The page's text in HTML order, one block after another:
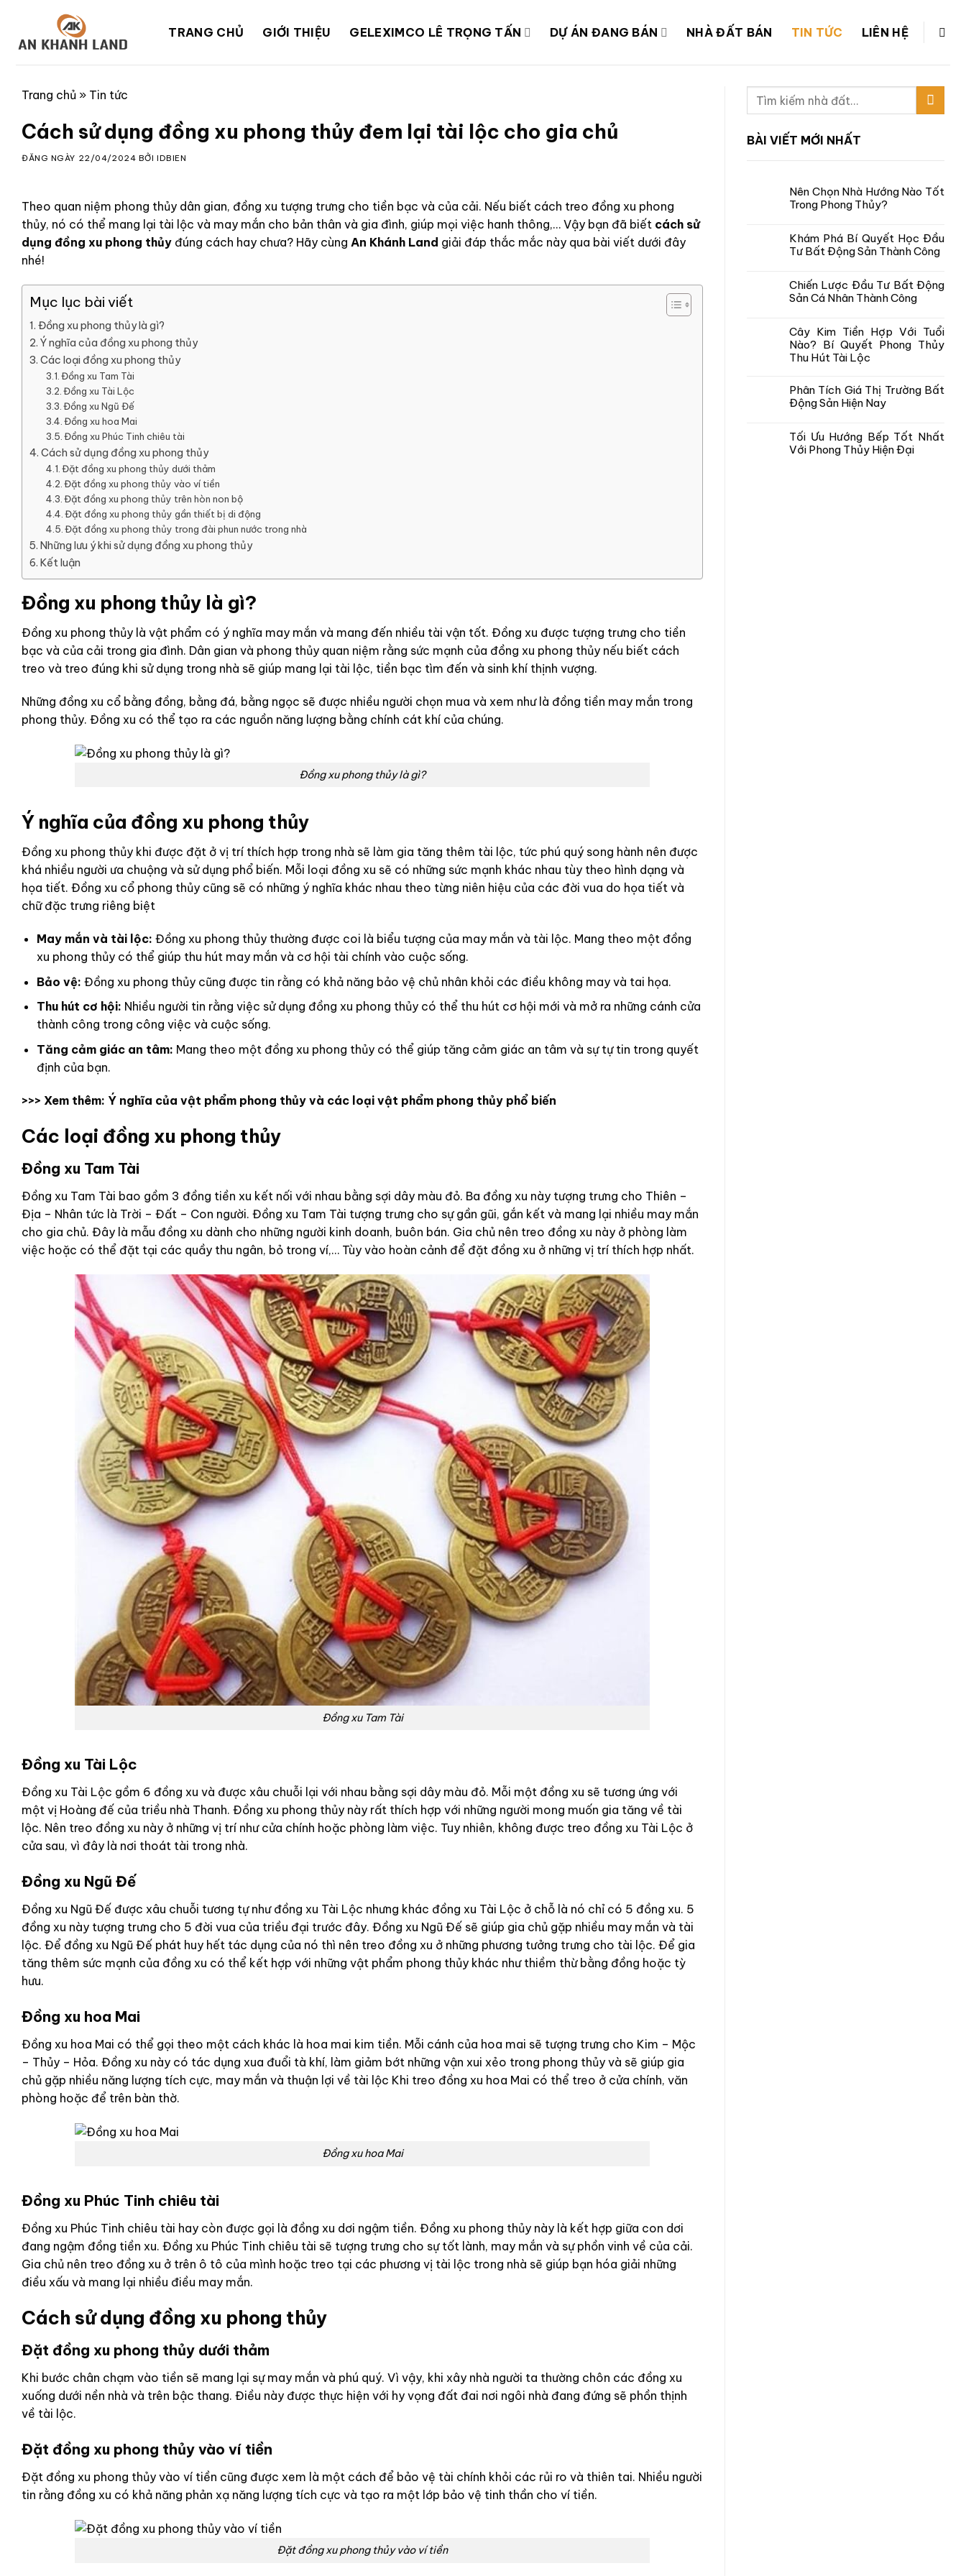
content
TRANG CHỦ GIỚI THIỆU GELEXIMCO LÊ TRỌNG TẤN DỰ ÁN ĐANG BÁN NHÀ ĐẤT BÁN TIN TỨC LIÊN HỆ
Trang chủ » Tin tức
Cách sử dụng đồng xu phong thủy đem lại tài lộc cho gia chủ
ĐĂNG NGÀY 22/04/2024 BỞIIDBIEN
Theo quan niệm phong thủy dân gian, đồng xu tượng trưng cho tiền bạc và của cải. Nếu biết cách treo đồng xu phong
thủy, nó có thể mang lại tài lộc và may mắn cho bản thân và gia đình, giúp mọi việc hanh thông,… Vậy bạn đã biết cách sử
dụng đồng xu phong thủy đúng cách hay chưa? Hãy cùng An Khánh Land giải đáp thắc mắc này qua bài viết dưới đây
nhé!
Mục lục bài viết
Đồng xu phong thủy là gì?
Ý nghĩa của đồng xu phong thủy
Các loại đồng xu phong thủy
Đồng xu Tam Tài
Đồng xu Tài Lộc
Đồng xu Ngũ Đế
Đồng xu hoa Mai
Đồng xu Phúc Tinh chiêu tài
Cách sử dụng đồng xu phong thủy
Đặt đồng xu phong thủy dưới thảm
Đặt đồng xu phong thủy vào ví tiền
Đặt đồng xu phong thủy trên hòn non bộ
Đặt đồng xu phong thủy gần thiết bị di động
Đặt đồng xu phong thủy trong đài phun nước trong nhà
Những lưu ý khi sử dụng đồng xu phong thủy
Kết luận
Đồng xu phong thủy là gì?
Đồng xu phong thủy là vật phẩm có ý nghĩa may mắn và mang đến nhiều tài vận tốt. Đồng xu được tượng trưng cho tiền
bạc và của cải trong gia đình. Dân gian và phong thủy quan niệm rằng sức mạnh của đồng xu phong thủy nếu biết cách
treo và treo đúng khi sử dụng trong nhà sẽ giúp mang lại tài lộc, tiền bạc tìm đến và sinh khí thịnh vượng.
Những đồng xu cổ bằng đồng, bằng đá, bằng ngọc sẽ được nhiều người chọn mua và xem như là đồng tiền may mắn trong
phong thủy. Đồng xu có thể tạo ra các nguồn năng lượng bằng chính cát khí của chúng.
Đồng xu phong thủy là gì?
Ý nghĩa của đồng xu phong thủy
Đồng xu phong thủy khi được đặt ở vị trí thích hợp trong nhà sẽ làm gia tăng thêm tài lộc, tức phú quý song hành nên được
khá nhiều người ưa chuộng và sử dụng phổ biến. Mỗi loại đồng xu sẽ có những sức mạnh khác nhau tùy theo hình dạng và
họa tiết. Đồng xu cổ phong thủy cũng sẽ có những ý nghĩa khác nhau theo từng niên hiệu của các đời vua do họa tiết và
chữ đặc trưng riêng biệt
May mắn và tài lộc: Đồng xu phong thủy thường được coi là biểu tượng của may mắn và tài lộc. Mang theo một đồng
xu phong thủy có thể giúp thu hút may mắn và cơ hội tài chính vào cuộc sống.
Bảo vệ: Đồng xu phong thủy cũng được tin rằng có khả năng bảo vệ chủ nhân khỏi các điều không may và tai họa.
Thu hút cơ hội: Nhiều người tin rằng việc sử dụng đồng xu phong thủy có thể thu hút cơ hội mới và mở ra những cánh cửa
thành công trong công việc và cuộc sống.
Tăng cảm giác an tâm: Mang theo một đồng xu phong thủy có thể giúp tăng cảm giác an tâm và sự tự tin trong quyết
định của bạn.
>>> Xem thêm: Ý nghĩa của vật phẩm phong thủy và các loại vật phẩm phong thủy phổ biến
Các loại đồng xu phong thủy
Đồng xu Tam Tài
Đồng xu Tam Tài bao gồm 3 đồng tiền xu kết nối với nhau bằng sợi dây màu đỏ. Ba đồng xu này tượng trưng cho Thiên –
Địa – Nhân tức là Trời – Đất – Con người. Đồng xu Tam Tài tượng trưng cho sự gần gũi, gắn kết và mang lại nhiều may mắn
cho gia chủ. Đây là mẫu đồng xu dành cho những người kinh doanh, buôn bán. Gia chủ nên treo đồng xu này ở phòng làm
việc hoặc có thể đặt tại các quầy thu ngân, bỏ trong ví,… Tùy vào hoàn cảnh để đặt đồng xu ở những vị trí thích hợp nhất.
Đồng xu Tam Tài
Đồng xu Tài Lộc
Đồng xu Tài Lộc gồm 6 đồng xu và được xâu chuỗi lại với nhau bằng sợi dây màu đỏ. Mỗi một đồng xu sẽ tương ứng với
một vị Hoàng đế của triều nhà Thanh. Đồng xu phong thủy này rất thích hợp với những người mong muốn gia tăng về tài
lộc. Nên treo đồng xu này ở những vị trí như cửa chính hoặc phòng làm việc. Tuy nhiên, không được treo đồng xu Tài Lộc ở
cửa sau, vì đây là nơi thoát tài trong nhà.
Đồng xu Ngũ Đế
Đồng xu Ngũ Đế được xâu chuỗi tương tự như đồng xu Tài Lộc nhưng khác đồng xu Tài Lộc ở chỗ là nó chỉ có 5 đồng xu. 5
đồng xu này tượng trưng cho 5 đời vua của triều đại trước đây. Đồng xu Ngũ Đế sẽ giúp gia chủ gặp nhiều may mắn và tài
lộc. Để đồng xu Ngũ Đế phát huy hết tác dụng của nó thì nên treo đồng xu ở những phương tưởng trưng cho tài lộc. Để gia
tăng thêm sức mạnh của đồng xu có thể kết hợp với những vật phẩm phong thủy khác như thiềm thừ bằng đồng hoặc tỳ
hưu.
Đồng xu hoa Mai
Đồng xu hoa Mai có thể gọi theo một cách khác là hoa mai kim tiền. Mỗi cánh của hoa mai sẽ tượng trưng cho Kim – Mộc
– Thủy – Hỏa. Đồng xu này có tác dụng xua đuổi tà khí, làm giảm bớt những vận xui xẻo trong phong thủy và sẽ giúp gia
chủ gặp nhiều năng lượng tích cực, may mắn và thuận lợi về tài lộc Khi treo đồng xu hoa Mai có thể treo ở cửa chính, văn
phòng hoặc để trên bàn thờ.
Đồng xu hoa Mai
Đồng xu Phúc Tinh chiêu tài
Đồng xu Phúc Tinh chiêu tài hay còn được gọi là đồng xu dơi ngậm tiền. Đồng xu phong thủy này là kết hợp giữa con dơi
đang ngậm đồng tiền xu. Đồng xu Phúc Tinh chiêu tài sẽ tượng trưng cho sự tốt lành, may mắn và sự phồn vinh về của cải.
Gia chủ nên treo đồng xu ở trên ô tô của mình hoặc treo tại các phương vị tài lộc trong nhà sẽ giúp bạn hóa giải những
điều xấu và mang lại nhiều điều may mắn.
Cách sử dụng đồng xu phong thủy
Đặt đồng xu phong thủy dưới thảm
Khi bước chân chạm vào tiền sẽ mang lại sự may mắn và phú quý. Vì vậy, khi xây nhà người ta thường chôn các đồng xu
xuống dưới nền nhà và trên bậc thang. Điều này được thực hiện với hy vọng đất đai nơi ngôi nhà đang đứng sẽ phồn thịnh
về tài lộc.
Đặt đồng xu phong thủy vào ví tiền
Đặt đồng xu phong thủy vào ví tiền cũng được xem là một cách để bảo vệ tài chính khỏi các rủi ro và thiên tai. Nhiều người
tin rằng đồng xu có khả năng phản xạ năng lượng tích cực và tạo ra một lớp bảo vệ tinh thần cho ví tiền.
Đặt đồng xu phong thủy vào ví tiền
BÀI VIẾT MỚI NHẤT
Nên Chọn Nhà Hướng Nào Tốt
Trong Phong Thủy?
Khám Phá Bí Quyết Học Đầu
Tư Bất Động Sản Thành Công
Chiến Lược Đầu Tư Bất Động
Sản Cá Nhân Thành Công
Cây Kim Tiền Hợp Với Tuổi
Nào? Bí Quyết Phong Thủy
Thu Hút Tài Lộc
Phân Tích Giá Thị Trường Bất
Động Sản Hiện Nay
Tối Ưu Hướng Bếp Tốt Nhất
Với Phong Thủy Hiện Đại